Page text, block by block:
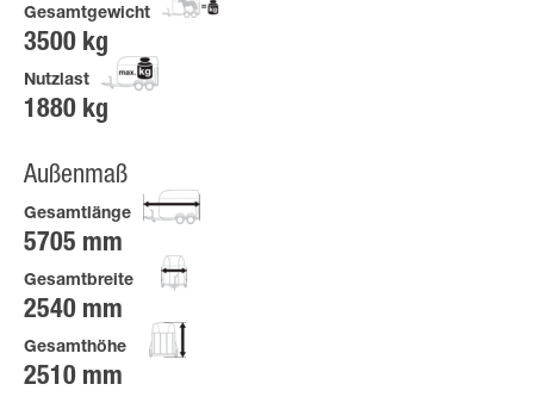
Gesamtgewicht
3500 kg
Nutzlast
1880 kg
Außenmaß
Gesamtlänge
5705 mm
Gesamtbreite
2540 mm
Gesamthöhe
2510 mm